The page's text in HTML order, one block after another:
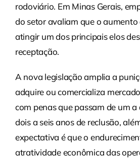
rodoviário. Em Minas Gerais,
do setor avaliam que o aumento
atingir um dos principais elos
receptação.
A nova legislação amplia a
adquire ou comercializa
com penas que passam de um
dois a seis anos de reclusão,
expectativa é que o
atratividade econômica das